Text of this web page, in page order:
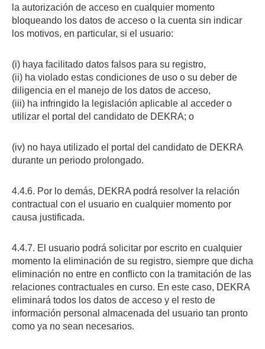
la autorización de acceso en cualquier momento
bloqueando los datos de acceso o la cuenta sin indicar
los motivos, en particular, si el usuario:
(i) haya facilitado datos falsos para su registro,
(ii) ha violado estas condiciones de uso o su deber de
diligencia en el manejo de los datos de acceso,
(iii) ha infringido la legislación aplicable al acceder o
utilizar el portal del candidato de DEKRA; o
(iv) no haya utilizado el portal del candidato de DEKRA
durante un periodo prolongado.
4.4.6. Por lo demás, DEKRA podrá resolver la relación
contractual con el usuario en cualquier momento por
causa justificada.
4.4.7. El usuario podrá solicitar por escrito en cualquier
momento la eliminación de su registro, siempre que dicha
eliminación no entre en conflicto con la tramitación de las
relaciones contractuales en curso. En este caso, DEKRA
eliminará todos los datos de acceso y el resto de
información personal almacenada del usuario tan pronto
como ya no sean necesarios.